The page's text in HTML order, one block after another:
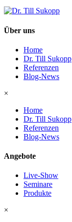
Über uns
Home
Dr. Till Sukopp
Referenzen
Blog-News
×
Home
Dr. Till Sukopp
Referenzen
Blog-News
Angebote
Live-Show
Seminare
Produkte
×